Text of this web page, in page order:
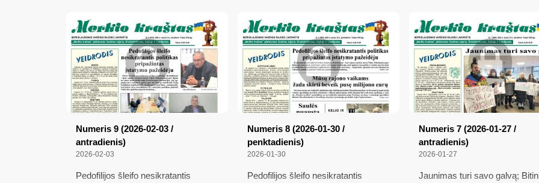
apie mediciną, verslą ir vicemero
avariją; Varėnoje apdovanoti šviesą
spinduliuojantys žmonės; Palikimas,
kuris kalba; Lietuvoje įsišėlsta
klastingas virusas
iššūkis“; Sureagavo į žinią apie
prekybą žmonėmis ir seksualinio
išnaudojimo tinklą
priglaudęs klebonas: darykit
nieko nesitikėdami; Kviečia
referendume dėl teisės
grynaisiais pinigais
Numeris 9 (2026-02-03 /
antradienis)
2026-02-03
Pedofilijos šleifo nesikratantis
Numeris 8 (2026-01-30 /
penktadienis)
2026-01-30
Pedofilijos šleifo nesikratantis
Numeris 7 (2026-01-27 /
antradienis)
2026-01-27
Jaunimas turi savo galvą;